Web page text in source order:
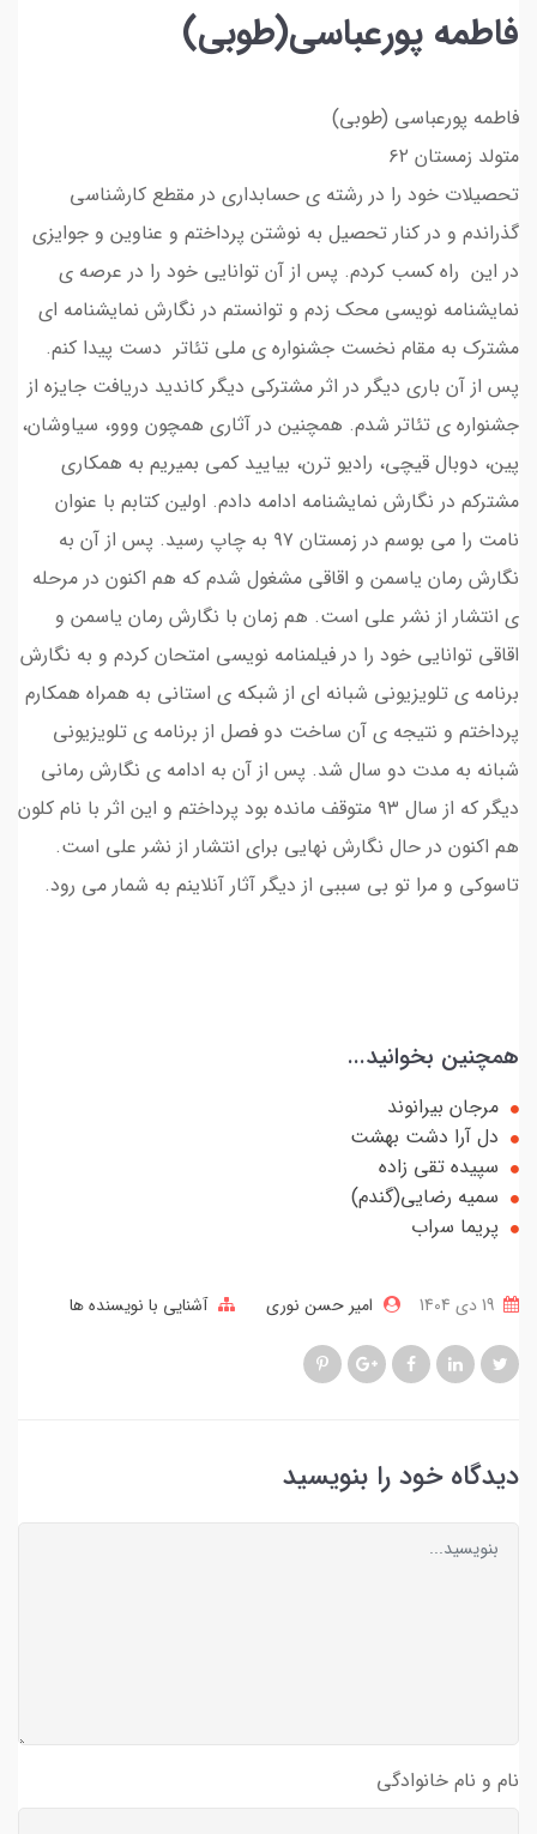
فاطمه پورعباسی(طوبی)
فاطمه پورعباسی (طوبی)
متولد زمستان ۶۲
تحصیلات خود را در رشته ی حسابداری در مقطع کارشناسی
گذراندم و در کنار تحصیل به نوشتن پرداختم و عناوین و جوایزی
در این راه کسب کردم. پس از آن توانایی خود را در عرصه ی
نمایشنامه نویسی محک زدم و توانستم در نگارش نمایشنامه ای
مشترک به مقام نخست جشنواره ی ملی تئاتر دست پیدا کنم.
پس از آن باری دیگر در اثر مشترکی دیگر کاندید دریافت جایزه از
جشنواره ی تئاتر شدم. همچنین در آثاری همچون ووو، سیاوشان،
پین، دوبال قیچی، رادیو ترن، بیایید کمی بمیریم به همکاری
مشترکم در نگارش نمایشنامه ادامه دادم. اولین کتابم با عنوان
نامت را می بوسم در زمستان ۹۷ به چاپ رسید. پس از آن به
نگارش رمان یاسمن و اقاقی مشغول شدم که هم اکنون در مرحله
ی انتشار از نشر علی است. هم زمان با نگارش رمان یاسمن و
اقاقی توانایی خود را در فیلمنامه نویسی امتحان کردم و به نگارش
برنامه ی تلویزیونی شبانه ای از شبکه ی استانی به همراه همکارم
پرداختم و نتیجه ی آن ساخت دو فصل از برنامه ی تلویزیونی
شبانه به مدت دو سال شد. پس از آن به ادامه ی نگارش رمانی
دیگر که از سال ۹۳ متوقف مانده بود پرداختم و این اثر با نام کلون
هم اکنون در حال نگارش نهایی برای انتشار از نشر علی است.
تاسوکی و مرا تو بی سببی از دیگر آثار آنلاینم به شمار می رود.
همچنین بخوانید...
مرجان بیرانوند
دل آرا دشت بهشت
سپیده تقی زاده
سمیه رضایی(گندم)
پریما سراب
امیر حسن نوری آشنایی با نویسنده ها
دیدگاه خود را بنویسید
نام و نام خانوادگی